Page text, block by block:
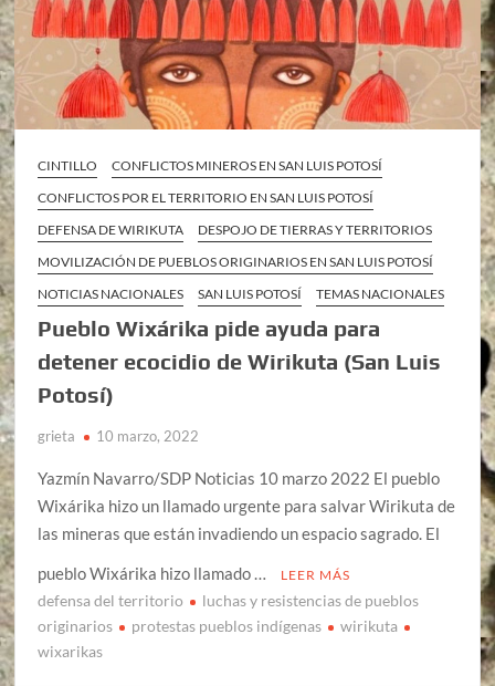
CINTILLO
CONFLICTOS MINEROS EN SAN LUIS POTOSÍ
CONFLICTOS POR EL TERRITORIO EN SAN LUIS POTOSÍ
DEFENSA DE WIRIKUTA
DESPOJO DE TIERRAS Y TERRITORIOS
MOVILIZACIÓN DE PUEBLOS ORIGINARIOS EN SAN LUIS POTOSÍ
NOTICIAS NACIONALES
SAN LUIS POTOSÍ TEMAS NACIONALES
Pueblo Wixárika pide ayuda para
detener ecocidio de Wirikuta (San Luis
Potosí)
grieta 10 marzo, 2022
Yazmín Navarro/SDP Noticias 10 marzo 2022 El pueblo
Wixárika hizo un llamado urgente para salvar Wirikuta de
las mineras que están invadiendo un espacio sagrado. El
pueblo Wixárika hizo llamado …
LEER MÁS
defensa del territorio
luchas y resistencias de pueblos
originarios
protestas pueblos indígenas
wirikuta
wixarikas